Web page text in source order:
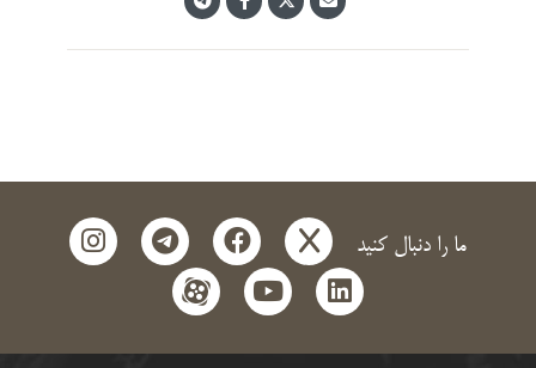
ما را دنبال کنید x
facebook
telegram
instagram
linkedin
youtube
aparat